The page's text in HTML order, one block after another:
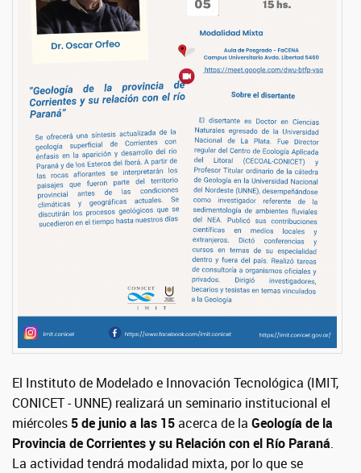
El Instituto de Modelado e Innovación Tecnológica (IMIT,
CONICET - UNNE) realizará un seminario institucional el
miércoles 5 de junio a las 15acerca de la Geología de la
Provincia de Corrientes y su Relación con el Río Paraná.
La actividad tendrá modalidad mixta, por lo que se